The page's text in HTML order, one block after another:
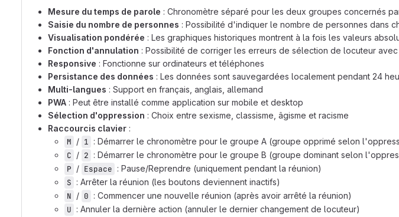
Mesure du temps de parole : Chronomètre séparé pour les deux groupes concernés
Saisie du nombre de personnes : Possibilité d'indiquer le nombre de personnes dans
Visualisation pondérée : Les graphiques historiques montrent à la fois les valeurs
Fonction d'annulation : Possibilité de corriger les erreurs de sélection de locuteur
Responsive : Fonctionne sur ordinateurs et téléphones
Persistance des données : Les données sont sauvegardées localement pendant 24
Multi-langues : Support en français, anglais, allemand
PWA : Peut être installé comme application sur mobile et desktop
Sélection d'oppression : Choix entre sexisme, classisme, âgisme et racisme
Raccourcis clavier :
M / 1 : Démarrer le chronomètre pour le groupe A (groupe opprimé selon
C / 2 : Démarrer le chronomètre pour le groupe B (groupe dominant selon
P / Espace : Pause/Reprendre (uniquement pendant la réunion)
S : Arrêter la réunion (les boutons deviennent inactifs)
N / 0 : Commencer une nouvelle réunion (après avoir arrêté la réunion)
U : Annuler la dernière action (annuler le dernier changement de locuteur)